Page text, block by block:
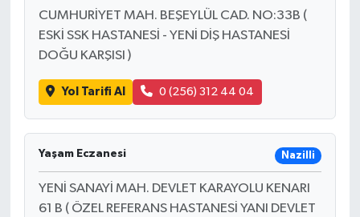
CUMHURİYET MAH. BEŞEYLÜL CAD. NO:33B (
ESKİ SSK HASTANESİ - YENİ DİŞ HASTANESİ
DOĞU KARŞISI )
Yol Tarifi Al 0 (256) 312 44 04
Yaşam Eczanesi Nazilli
YENİ SANAYİ MAH. DEVLET KARAYOLU KENARI
61 B ( ÖZEL REFERANS HASTANESİ YANI DEVLET